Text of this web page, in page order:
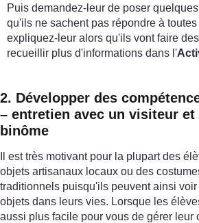
Puis demandez-leur de poser
qu'ils ne sachent pas répondre à
expliquez-leur alors qu'ils vont faire
recueillir plus d'informations dans l'
2. Développer des
– entretien avec un visiteur et
binôme
Il est très motivant pour la plupart des
objets artisanaux locaux ou des
traditionnels puisqu'ils peuvent ainsi
objets dans leurs vies. Lorsque les
aussi plus facile pour vous de gérer leur